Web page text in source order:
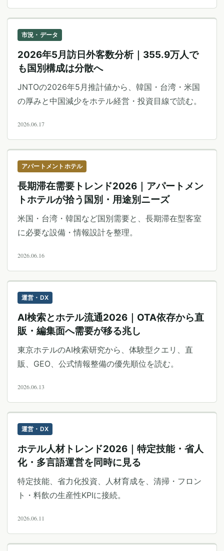
市況・データ
2026年5月訪日外客数分析｜355.9万人で
も国別構成は分散へ
JNTOの2026年5月推計値から、韓国・台湾・米国
の厚みと中国減少をホテル経営・投資目線で読む。
2026.06.17
アパートメントホテル
長期滞在需要トレンド2026｜アパートメン
トホテルが拾う国別・用途別ニーズ
米国・台湾・韓国など国別需要と、長期滞在型客室
に必要な設備・情報設計を整理。
2026.06.16
運営・DX
AI検索とホテル流通2026｜OTA依存から直
販・編集面へ需要が移る兆し
東京ホテルのAI検索研究から、体験型クエリ、直
販、GEO、公式情報整備の優先順位を読む。
2026.06.13
運営・DX
ホテル人材トレンド2026｜特定技能・省人
化・多言語運営を同時に見る
特定技能、省力化投資、人材育成を、清掃・フロン
ト・料飲の生産性KPIに接続。
2026.06.11